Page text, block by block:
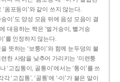
‘옴포둥이’와 같이 쓰지 않는다.
이’도 양성 모음 뒤에 음성 모음이 결
대응하는 짝은 ‘벌거숭이, 뻘거숭
’를 인정하지 않는다.
뜻하는 ‘보퉁이’와 함께 눈두덩의 불
한 사람을 낮추어 가리키는 ‘미련퉁
‘고집통이, 골통이’에서는 ‘통이’를 쓰
‘고집통’, ‘골통’에 ‘-이’가 붙은 말이